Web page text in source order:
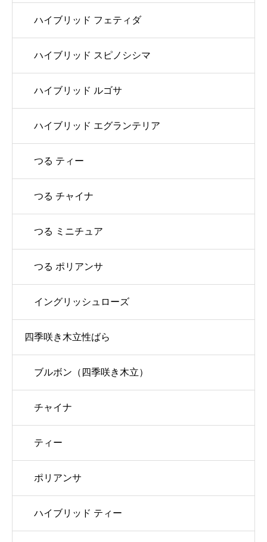
ハイブリッド フェティダ
ハイブリッド スピノシシマ
ハイブリッド ルゴサ
ハイブリッド エグランテリア
つる ティー
つる チャイナ
つる ミニチュア
つる ポリアンサ
イングリッシュローズ
四季咲き木立性ばら
ブルボン（四季咲き木立）
チャイナ
ティー
ポリアンサ
ハイブリッド ティー